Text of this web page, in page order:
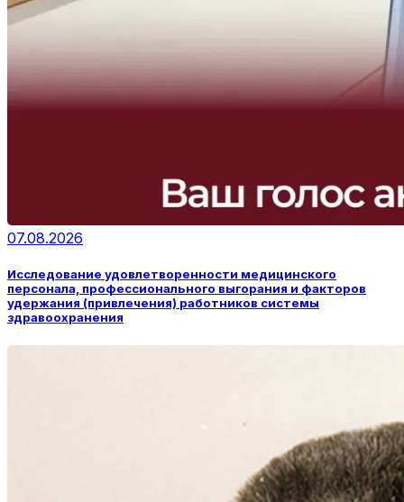
07.08.2026
Исследование удовлетворенности медицинского
персонала, профессионального выгорания и факторов
удержания (привлечения) работников системы
здравоохранения